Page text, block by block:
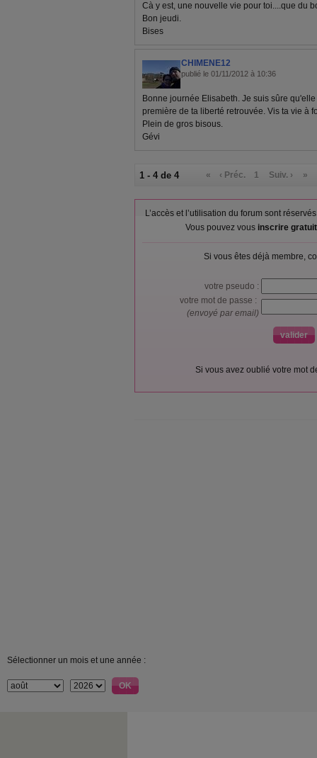
Cà y est, une nouvelle vie pour toi....que du
Bon jeudi.
Bises
CHIMENE12
publié le 01/11/2012 à 10:36
Bonne journée Elisabeth. Je suis sûre
première de ta liberté retrouvée. Vis ta vie à
Plein de gros bisous.
Gévi
1 - 4 de 4 « ‹ Préc. 1 Suiv. › »
L’accès et l’utilisation du forum sont
Vous pouvez vous inscrire
Si vous êtes déjà membre,
votre pseudo :
votre mot de passe :
(envoyé par email)
Si vous avez oublié votre mot
Sélectionner un mois et une année :